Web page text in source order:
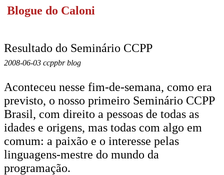
Blogue do Caloni
Resultado do Seminário CCPP
2008-06-03 ccppbr blog
Aconteceu nesse fim-de-semana, como era
previsto, o nosso primeiro Seminário CCPP
Brasil, com direito a pessoas de todas as
idades e origens, mas todas com algo em
comum: a paixão e o interesse pelas
linguagens-mestre do mundo da
programação.